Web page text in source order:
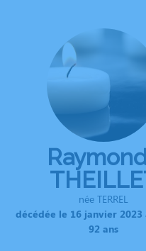
née TERREL
décédée le 16 janvier
92 ans